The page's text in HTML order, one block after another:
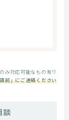
み対応可能なもの有り
前」にご連絡ください
談